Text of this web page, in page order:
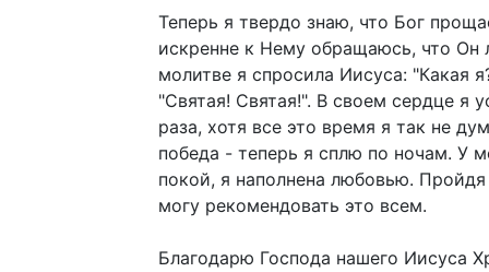
Теперь я твердо знаю, что Бог
искренне к Нему обращаюсь, что Он
молитве я спросила Иисуса: "Какая
"Святая! Святая!". В своем сердце я
раза, хотя все это время я так не
победа - теперь я сплю по ночам. У
покой, я наполнена любовью.
могу рекомендовать это всем.
Благодарю Господа нашего Иисуса